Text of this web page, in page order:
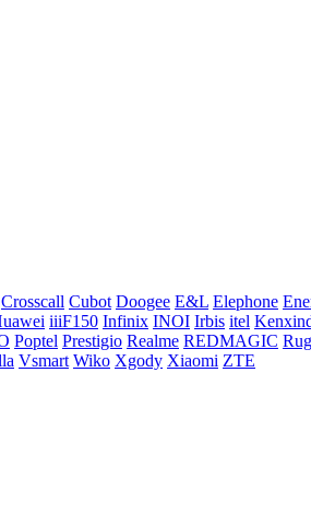
Crosscall Cubot Doogee E&L Elephone
iiiF150 Infinix INOI Irbis itel
Poptel Prestigio Realme REDMAGIC
Vsmart Wiko Xgody Xiaomi ZTE